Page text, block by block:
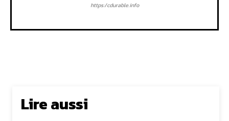
https:/cdurable.info
Lire aussi